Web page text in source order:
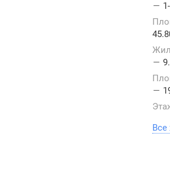
—
—
—
Все